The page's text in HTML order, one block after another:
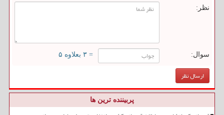
نظر:
سوال: = ۳ بعلاوه ۵
پربیننده ترین ها